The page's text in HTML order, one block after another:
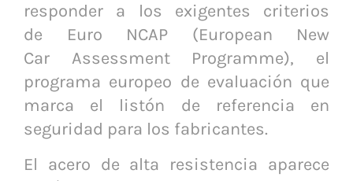
responder a los exigentes criterios
de Euro NCAP (European New
Car Assessment Programme), el
programa europeo de evaluación que
marca el listón de referencia en
seguridad para los fabricantes.
El acero de alta resistencia aparece